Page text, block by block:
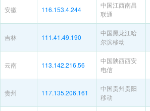
安徽 116.153.4.244
中国江西南昌
联通
吉林 111.41.49.190
中国黑龙江哈
尔滨移动
云南 113.142.216.56
中国陕西西安
电信
贵州 117.135.206.161
中国贵州贵阳
移动